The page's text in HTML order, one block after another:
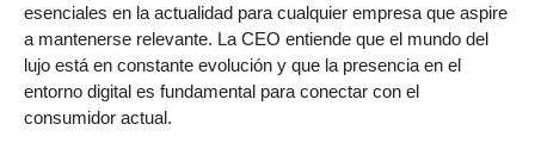
esenciales en la actualidad para cualquier empresa que aspire
a mantenerse relevante. La CEO entiende que el mundo del
lujo está en constante evolución y que la presencia en el
entorno digital es fundamental para conectar con el
consumidor actual.